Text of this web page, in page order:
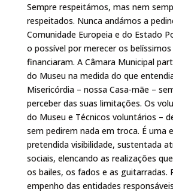
Sempre respeitámos, mas nem
respeitados. Nunca andámos a
Comunidade Europeia e do Estado
o possível por merecer os
financiaram. A Câmara Municipal
do Museu na medida do que
Misericórdia – nossa Casa-mãe –
perceber das suas limitações. Os
do Museu e Técnicos voluntários –
sem pedirem nada em troca. É uma
pretendida visibilidade, sustentada
sociais, elencando as realizações
os bailes, os fados e as guitarradas.
empenho das entidades